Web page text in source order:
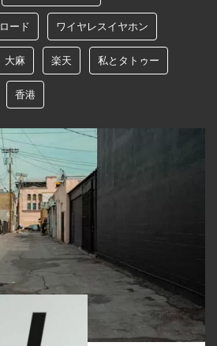
ード ワイヤレスイヤホン
大麻 楽天 私とタトゥー
香港